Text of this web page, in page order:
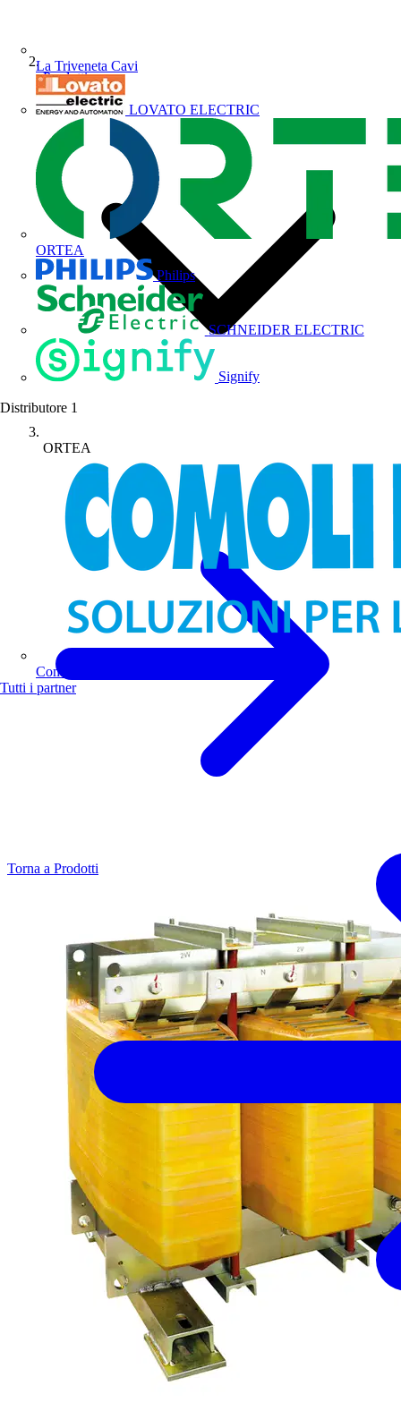
La Triveneta Cavi
LOVATO ELECTRIC
ORTEA
Philips
SCHNEIDER ELECTRIC
Signify
Distributore 1
Comoli Ferrari
Tutti i partner
Prodotti
ORTEA
Torna a Prodotti